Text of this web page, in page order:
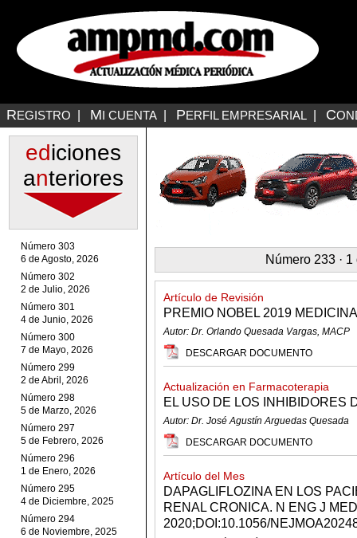
REGISTRO MI CUENTA PERFIL EMPRESARIAL C
ediciones
anteriores
Número 303
6 de Agosto, 2026
Número 302
2 de Julio, 2026
Número 301
4 de Junio, 2026
Número 300
7 de Mayo, 2026
Número 299
2 de Abril, 2026
Número 298
5 de Marzo, 2026
Número 297
5 de Febrero, 2026
Número 296
1 de Enero, 2026
Número 295
4 de Diciembre, 2025
Número 294
6 de Noviembre, 2025
Número 233 ·
Artículo de Revisión
PREMIO NOBEL 2019
Autor: Dr. Orlando Quesada Vargas, MACP
DESCARGAR DOCUMENTO
Actualización en Farmacoterapia
EL USO DE LOS INHIBIDORES
Autor: Dr. José Agustín Arguedas Quesada
DESCARGAR DOCUMENTO
Artículo del Mes
DAPAGLIFLOZINA EN LOS
RENAL CRONICA. N ENG J MED
2020;DOI:10.1056/